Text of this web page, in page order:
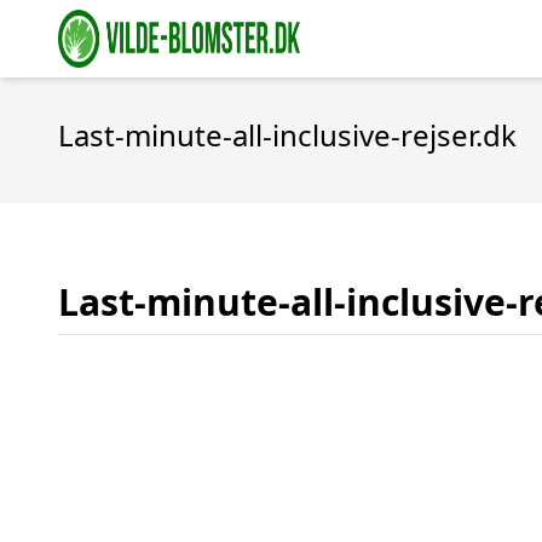
Last-minute-all-inclusive-rejser.dk
Last-minute-all-inclusive-